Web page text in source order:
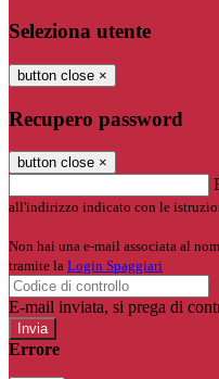
Seleziona utente
button close ×
Recupero password
button close ×
all'indirizzo indicato con le
Non hai una e-mail associata al
tramite la Login Spaggiari
E-mail inviata, si prega di
Errore